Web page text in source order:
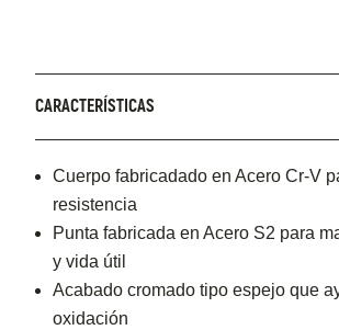
CARACTERÍSTICAS
Cuerpo fabricadado en Acero Cr-V
resistencia
Punta fabricada en Acero S2 para
y vida útil
Acabado cromado tipo espejo que
oxidación